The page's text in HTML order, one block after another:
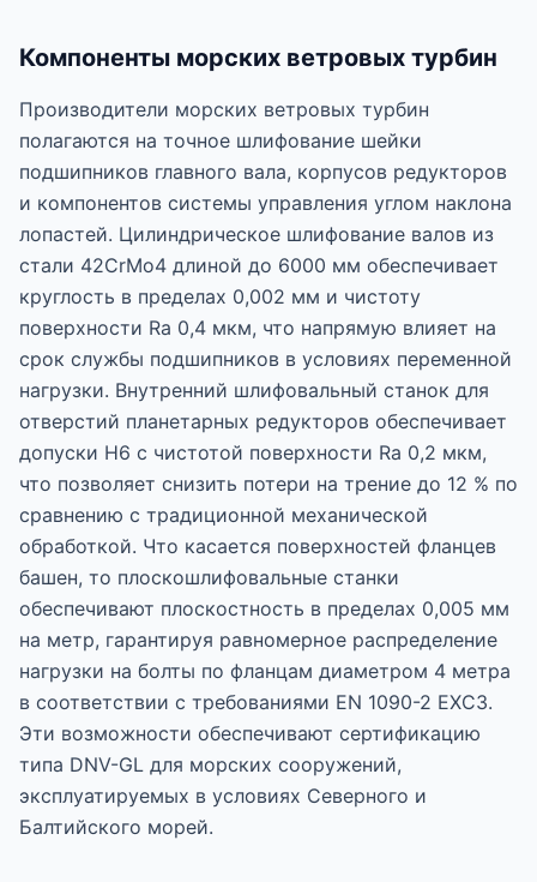
Компоненты морских ветровых турбин
Производители морских ветровых турбин
полагаются на точное шлифование шейки
подшипников главного вала, корпусов редукторов
и компонентов системы управления углом наклона
лопастей. Цилиндрическое шлифование валов из
стали 42CrMo4 длиной до 6000 мм обеспечивает
круглость в пределах 0,002 мм и чистоту
поверхности Ra 0,4 мкм, что напрямую влияет на
срок службы подшипников в условиях переменной
нагрузки. Внутренний шлифовальный станок для
отверстий планетарных редукторов обеспечивает
допуски H6 с чистотой поверхности Ra 0,2 мкм,
что позволяет снизить потери на трение до 12 % по
сравнению с традиционной механической
обработкой. Что касается поверхностей фланцев
башен, то плоскошлифовальные станки
обеспечивают плоскостность в пределах 0,005 мм
на метр, гарантируя равномерное распределение
нагрузки на болты по фланцам диаметром 4 метра
в соответствии с требованиями EN 1090-2 EXC3.
Эти возможности обеспечивают сертификацию
типа DNV-GL для морских сооружений,
эксплуатируемых в условиях Северного и
Балтийского морей.